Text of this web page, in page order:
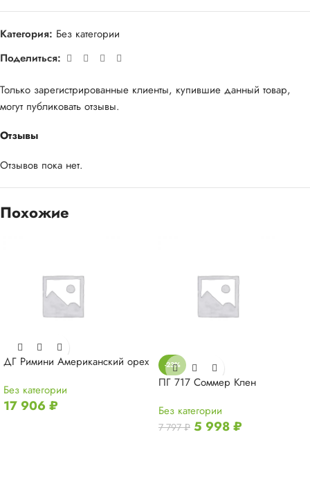
Категория: Без категории
Поделиться:
Отзывы
Отзывов пока нет.
Только зарегистрированные клиенты, купившие данный товар,
могут публиковать отзывы.
Похожие
ДГ Римини Американский орех
Без категории
17 906 ₽
-23%
ПГ 717 Соммер Клен
Без категории
7 797₽ 5 998₽